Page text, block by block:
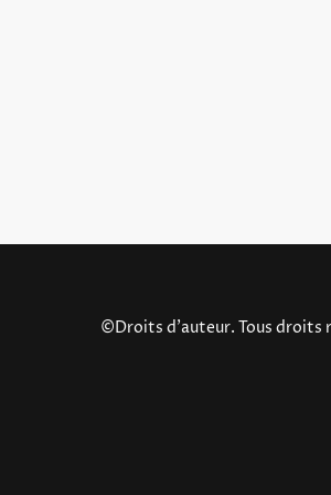
©Droits d'auteur. Tous droits